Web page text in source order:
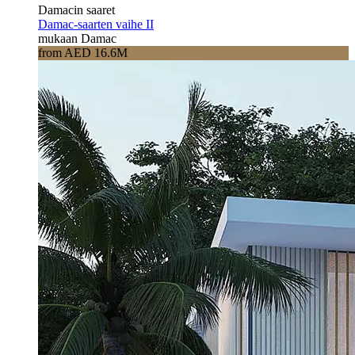
Damacin saaret
Damac-saarten vaihe II
mukaan Damac
from AED 16.6M